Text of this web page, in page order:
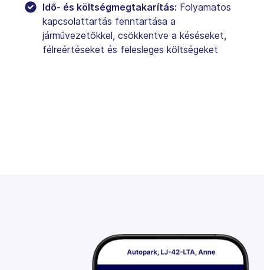
Idő- és költségmegtakarítás: Folyamatos
kapcsolattartás fenntartása a
járművezetőkkel, csökkentve a késéseket,
félreértéseket és felesleges költségeket